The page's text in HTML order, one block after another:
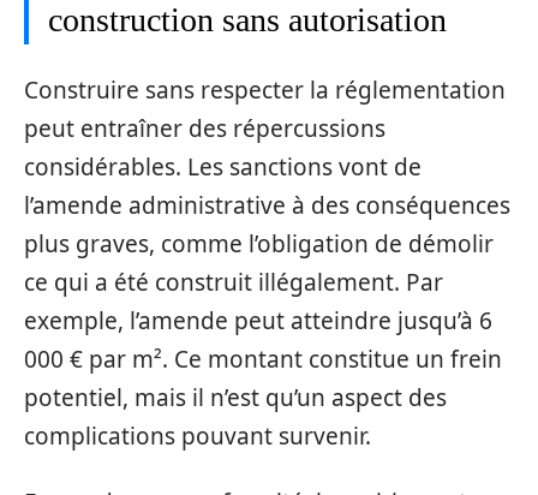
construction sans autorisation
Construire sans respecter la réglementation
peut entraîner des répercussions
considérables. Les sanctions vont de
l’amende administrative à des conséquences
plus graves, comme l’obligation de démolir
ce qui a été construit illégalement. Par
exemple, l’amende peut atteindre jusqu’à 6
000 € par m². Ce montant constitue un frein
potentiel, mais il n’est qu’un aspect des
complications pouvant survenir.